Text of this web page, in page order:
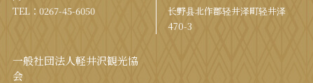
TEL： 0267-45-6050
长野县北作郡轻井泽町轻井泽
470-3
一般社団法人軽井沢観光協
会